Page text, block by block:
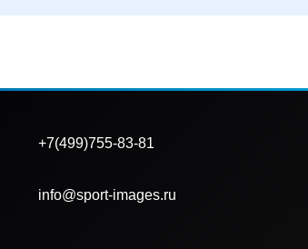
+7(499)755-83-81
info@sport-images.ru